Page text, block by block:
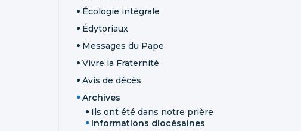
Écologie intégrale
Édytoriaux
Messages du Pape
Vivre la Fraternité
Avis de décès
Archives
Ils ont été dans notre prière
Informations diocésaines